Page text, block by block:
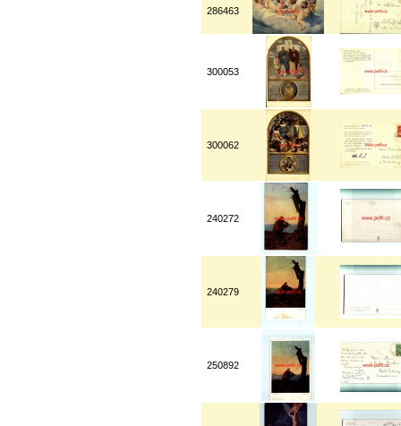
286463
300053
300062
240272
240279
250892